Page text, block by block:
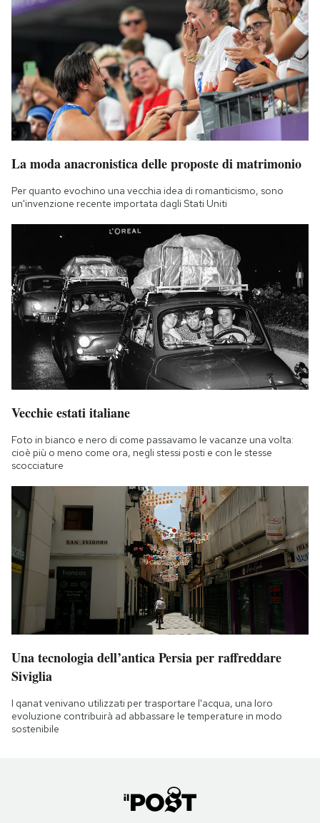
La moda anacronistica delle proposte di matrimonio
Per quanto evochino una vecchia idea di romanticismo, sono
un'invenzione recente importata dagli Stati Uniti
Vecchie estati italiane
Foto in bianco e nero di come passavamo le vacanze una volta:
cioè più o meno come ora, negli stessi posti e con le stesse
scocciature
Una tecnologia dell’antica Persia per raffreddare
Siviglia
I qanat venivano utilizzati per trasportare l'acqua, una loro
evoluzione contribuirà ad abbassare le temperature in modo
sostenibile